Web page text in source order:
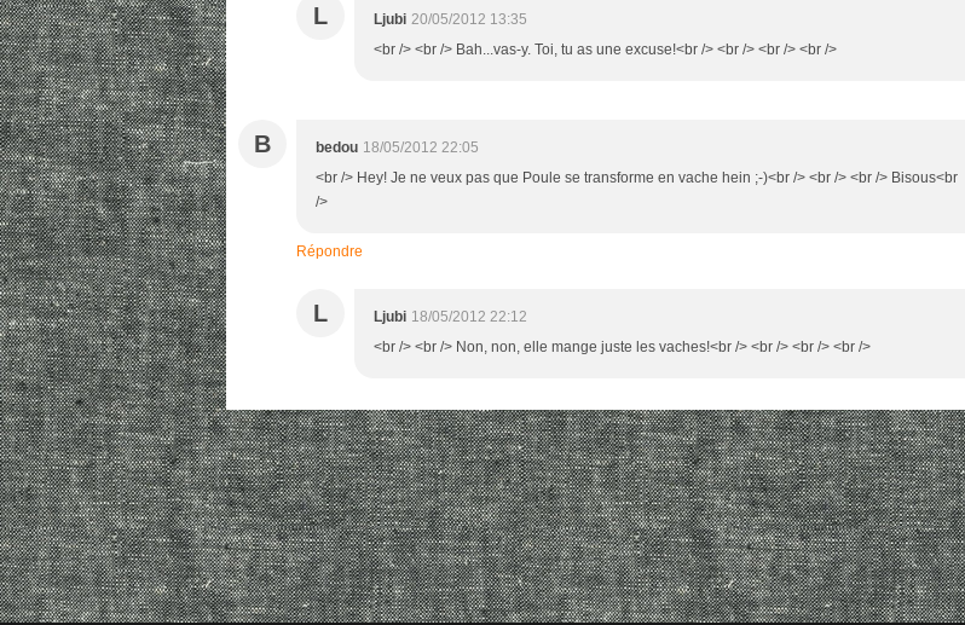
L Ljubi 20/05/2012 13:35
<br /> <br /> Bah...vas-y. Toi, tu as une excuse!<br /> <br /> <br /> <br />
B bedou 18/05/2012 22:05
<br /> Hey! Je ne veux pas que Poule se transforme en vache hein ;-)<br /> <br /> <br /> Bisous<br
/>
Répondre
L Ljubi 18/05/2012 22:12
<br /> <br /> Non, non, elle mange juste les vaches!<br /> <br /> <br /> <br />